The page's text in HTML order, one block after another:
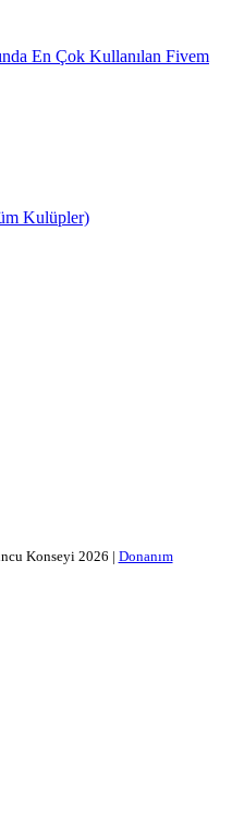
En Çok Kullanılan Fivem
Kulüpler)
Konseyi 2026 | Donanım